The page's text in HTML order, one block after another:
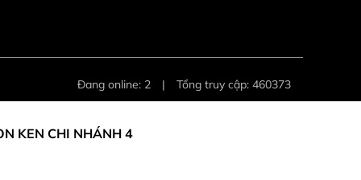
Đang online: 2 | Tổng truy cập: 460373
KEN CHI NHÁNH 4